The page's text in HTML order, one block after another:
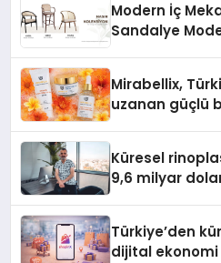
Modern İç
Sandalye
Mirabellix,
uzanan güçlü
Küresel
9,6 milyar
Türkiye’den
dijital